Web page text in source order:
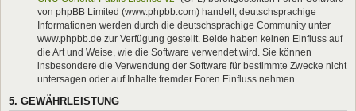
von phpBB Limited (www.phpbb.com) handelt; deutschsprachige
Informationen werden durch die deutschsprachige Community unter
www.phpbb.de zur Verfügung gestellt. Beide haben keinen Einfluss auf
die Art und Weise, wie die Software verwendet wird. Sie können
insbesondere die Verwendung der Software für bestimmte Zwecke nicht
untersagen oder auf Inhalte fremder Foren Einfluss nehmen.
5. GEWÄHRLEISTUNG